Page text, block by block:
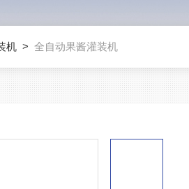
机 > 全自动果酱灌装机